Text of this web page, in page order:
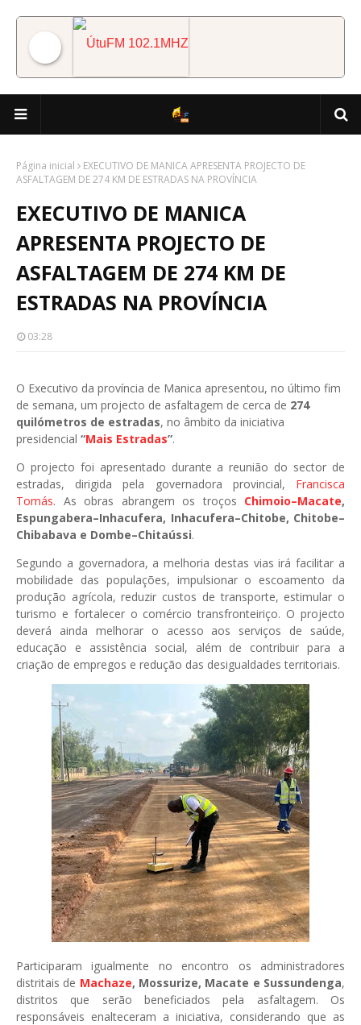
ÚtuFM 102.1MHZ
Página inicial
EXECUTIVO DE MANICA APRESENTA PROJECTO DE
ASFALTAGEM DE 274 KM DE ESTRADAS NA PROVÍNCIA
EXECUTIVO DE MANICA
APRESENTA PROJECTO DE
ASFALTAGEM DE 274 KM DE
ESTRADAS NA PROVÍNCIA
03:28
O Executivo da província de Manica apresentou, no último fim
de semana, um projecto de asfaltagem de cerca de 274
quilómetros de estradas, no âmbito da iniciativa
presidencial “Mais Estradas”.
O projecto foi apresentado durante a reunião do sector de
estradas, dirigida pela governadora provincial, Francisca
Tomás. As obras abrangem os troços Chimoio–Macate,
Espungabera–Inhacufera, Inhacufera–Chitobe, Chitobe–
Chibabava e Dombe–Chitaússi.
Segundo a governadora, a melhoria destas vias irá facilitar a
mobilidade das populações, impulsionar o escoamento da
produção agrícola, reduzir custos de transporte, estimular o
turismo e fortalecer o comércio transfronteiriço. O projecto
deverá ainda melhorar o acesso aos serviços de saúde,
educação e assistência social, além de contribuir para a
criação de empregos e redução das desigualdades territoriais.
Participaram igualmente no encontro os administradores
distritais de Machaze, Mossurize, Macate e Sussundenga,
distritos que serão beneficiados pela asfaltagem. Os
responsáveis enalteceram a iniciativa, considerando que as